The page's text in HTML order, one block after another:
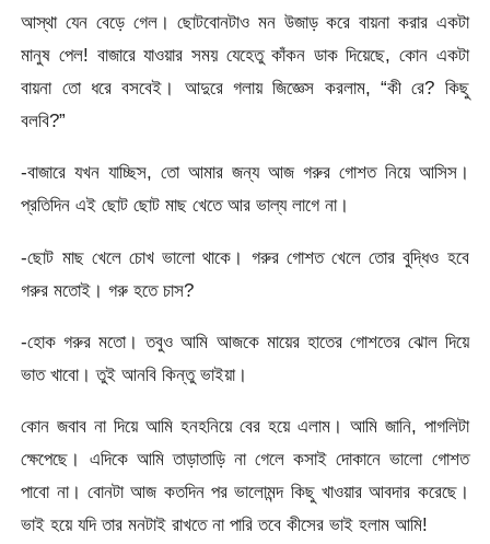
আস্থা যেন বেড়ে গেল। ছোটবোনটাও মন উজাড় করে বায়না করার একটা
মানুষ পেল! বাজারে যাওয়ার সময় যেহেতু কাঁকন ডাক দিয়েছে, কোন একটা
বায়না তো ধরে বসবেই। আদুরে গলায় জিজ্ঞেস করলাম, “কী রে? কিছু
বলবি?”
-বাজারে যখন যাচ্ছিস, তো আমার জন্য আজ গরুর গোশত নিয়ে আসিস।
প্রতিদিন এই ছোট ছোট মাছ খেতে আর ভাল্য লাগে না।
-ছোট মাছ খেলে চোখ ভালো থাকে। গরুর গোশত খেলে তোর বুদ্ধিও হবে
গরুর মতোই। গরু হতে চাস?
-হোক গরুর মতো। তবুও আমি আজকে মায়ের হাতের গোশতের ঝোল দিয়ে
ভাত খাবো। তুই আনবি কিন্তু ভাইয়া।
কোন জবাব না দিয়ে আমি হনহনিয়ে বের হয়ে এলাম। আমি জানি, পাগলিটা
ক্ষেপেছে। এদিকে আমি তাড়াতাড়ি না গেলে কসাই দোকানে ভালো গোশত
পাবো না। বোনটা আজ কতদিন পর ভালোমন্দ কিছু খাওয়ার আবদার করেছে।
ভাই হয়ে যদি তার মনটাই রাখতে না পারি তবে কীসের ভাই হলাম আমি!